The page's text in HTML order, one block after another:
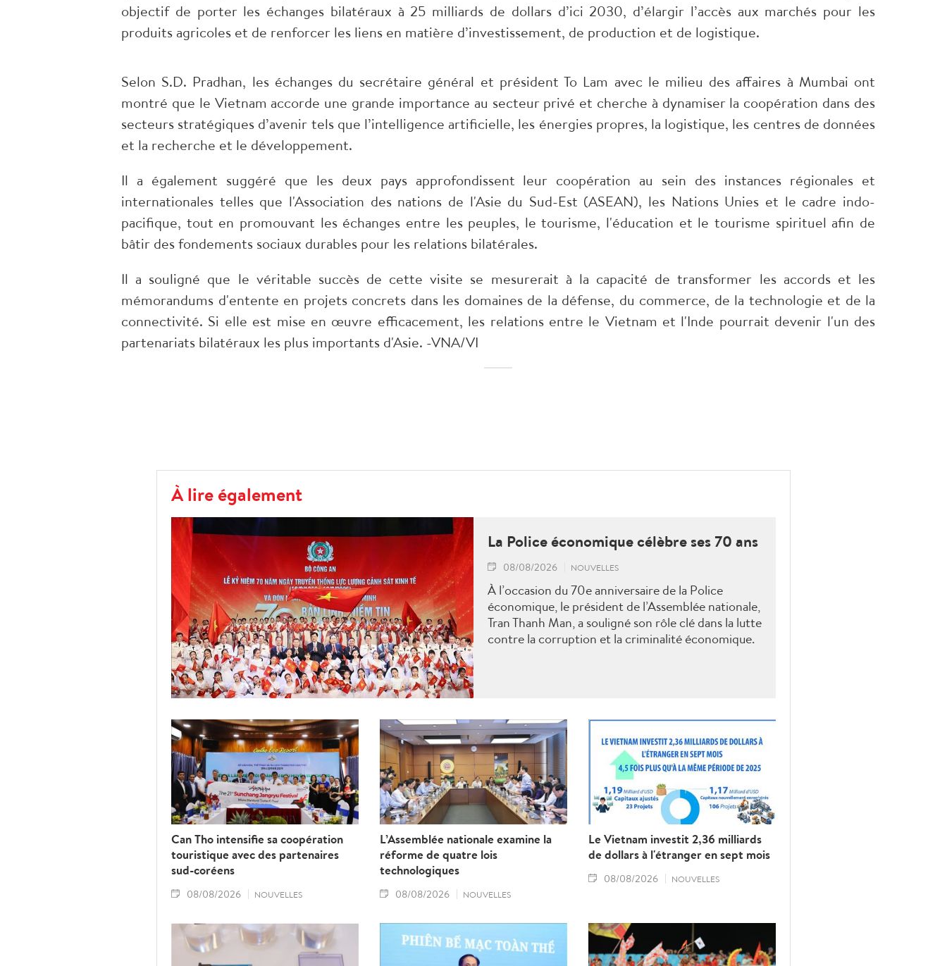
objectif de porter les échanges bilatéraux à 25 milliards de dollars d’ici 2030, d’élargir l’accès aux marchés pour les
produits agricoles et de renforcer les liens en matière d’investissement, de production et de logistique.
Selon S.D. Pradhan, les échanges du secrétaire général et président To Lam avec le milieu des affaires à Mumbai ont
montré que le Vietnam accorde une grande importance au secteur privé et cherche à dynamiser la coopération dans des
secteurs stratégiques d’avenir tels que l’intelligence artificielle, les énergies propres, la logistique, les centres de données
et la recherche et le développement.
Il a également suggéré que les deux pays approfondissent leur coopération au sein des instances régionales et
internationales telles que l'Association des nations de l'Asie du Sud-Est (ASEAN), les Nations Unies et le cadre indo-
pacifique, tout en promouvant les échanges entre les peuples, le tourisme, l'éducation et le tourisme spirituel afin de
bâtir des fondements sociaux durables pour les relations bilatérales.
Il a souligné que le véritable succès de cette visite se mesurerait à la capacité de transformer les accords et les
mémorandums d'entente en projets concrets dans les domaines de la défense, du commerce, de la technologie et de la
connectivité. Si elle est mise en œuvre efficacement, les relations entre le Vietnam et l'Inde pourrait devenir l'un des
partenariats bilatéraux les plus importants d'Asie. -VNA/VI
À lire également
La Police économique célèbre ses 70 ans
08/08/2026 NOUVELLES
À l’occasion du 70e anniversaire de la Police
économique, le président de l’Assemblée nationale,
Tran Thanh Man, a souligné son rôle clé dans la lutte
contre la corruption et la criminalité économique.
Can Tho intensifie sa coopération
touristique avec des partenaires
sud-coréens
08/08/2026 NOUVELLES
L’Assemblée nationale examine la
réforme de quatre lois
technologiques
08/08/2026 NOUVELLES
Le Vietnam investit 2,36 milliards
de dollars à l'étranger en sept mois
08/08/2026 NOUVELLES